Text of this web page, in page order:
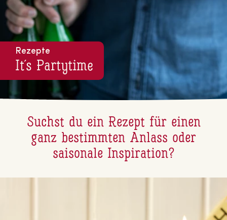
Rezepte
It´s Partytime
Suchst du ein Rezept für einen
ganz be­stimm­ten Anlass oder
saisonale In­spi­ra­ti­on?